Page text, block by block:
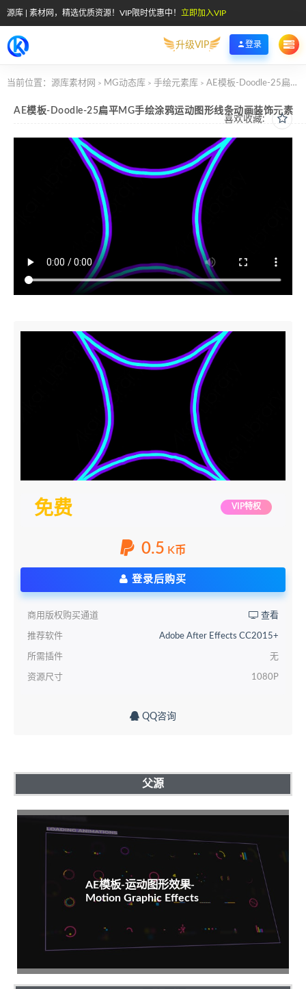
源库 | 素材网，精选优质资源！VIP限时优惠中！ 立即加入VIP
升级VIP 登录
当前位置： 源库素材网 > MG动态库 > 手绘元素库 > AE模板-Doodle-25扁平MG手绘涂鸦运动图形线条动画装饰元素
喜欢收藏:
AE模板-Doodle-25扁平MG手绘涂鸦运动图形线条动画装饰元素
免费 VIP特权
0.5 K币
登录后购买
商用版权购买通道 查看
推荐软件 Adobe After Effects CC2015+
所需插件 无
资源尺寸 1080P
QQ咨询
父源
AE模板-运动图形效果-
Motion Graphic Effects